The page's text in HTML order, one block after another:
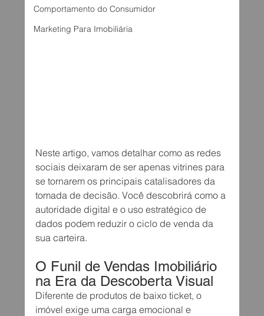
Comportamento do Consumidor
Marketing Para Imobiliária
Neste artigo, vamos detalhar como as redes
sociais deixaram de ser apenas vitrines para
se tornarem os principais catalisadores da
tomada de decisão. Você descobrirá como a
autoridade digital e o uso estratégico de
dados podem reduzir o ciclo de venda da
sua carteira.
O Funil de Vendas Imobiliário
na Era da Descoberta Visual
Diferente de produtos de baixo ticket, o
imóvel exige uma carga emocional e